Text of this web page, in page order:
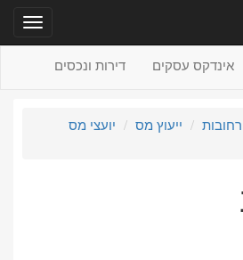
אינדקס עסקים דירות ונכסים
ייעוץ מס
יועצי מס